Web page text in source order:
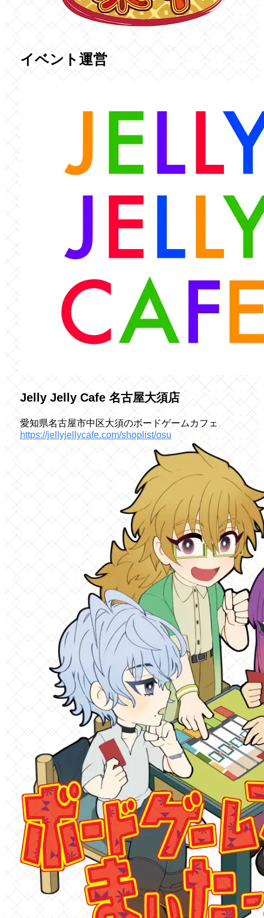
イベント運営
Jelly Jelly Cafe 名古屋大須店
愛知県名古屋市中区大須のボードゲームカフェ
https://jellyjellycafe.com/shoplist/osu